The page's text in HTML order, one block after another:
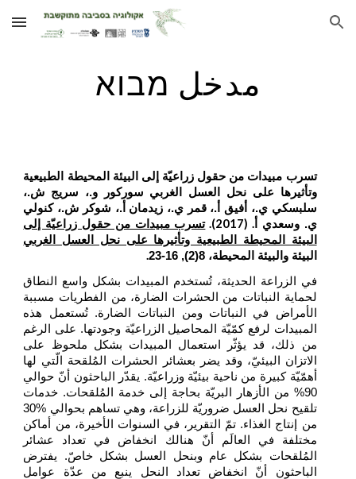
Skip to main content Skip to navigation
مدخل מבוא
تسرب مبيدات من حقول زراعيّة إلى البيئة المحيطة الطبيعية
وتأثيرها على نحل العسل الغربي سوركور و.، سريج ش.،
سلبسكي ي.، أفيق أ.، قمر ي.، زيدمان أ.، شوكر ش.، كنولي
ي. وسعدي أ . (2017).
تسرب مبيدات من حقول زراعيّة إلى
البيئة المحيطة الطبيعية وتأثيرها على نحل العسل الغربي
البيئة والبيئة المحيطة، 8(2), 16-23
.
في الزراعة الحديثة، تُستخدم المبيدات بشكل واسع النطاق
لحماية النباتات من الحشرات الضارة، من الفطريات مسببة
الأمراض في النباتات ومن النباتات الضارة. تُستعمل هذه
المبيدات لرفع كمّيّة المحاصيل الزراعيّة وجودتها. على الرغم
من ذلك، قد يؤثّر استعمال المبيدات بشكل ملحوظ على
الاتزان البيئيّ، وقد يضر بعشائر الحشرات المُلقحة الّتي لها
أهمّيّة كبيرة من ناحية بيئيّة وزراعيّة. يقدّر الباحثون أنّ حوالي
90% من الأزهار البريّة بحاجة إلى خدمة المُلقحات. خدمات
تلقيح نحل العسل ضروريّة للزراعة، وهي تساهم بحوالي %30
من إنتاج الغذاء. تمّ التقرير، في السنوات الأخيرة، من أماكن
مختلفة في العالَم أنّ هنالك انخفاض في تعداد عشائر
المُلقحات بشكل عام وبنحل العسل بشكل خاصّ. يفترض
الباحثون أنّ انخفاض تعداد النحل ينبع من عدّة عوامل